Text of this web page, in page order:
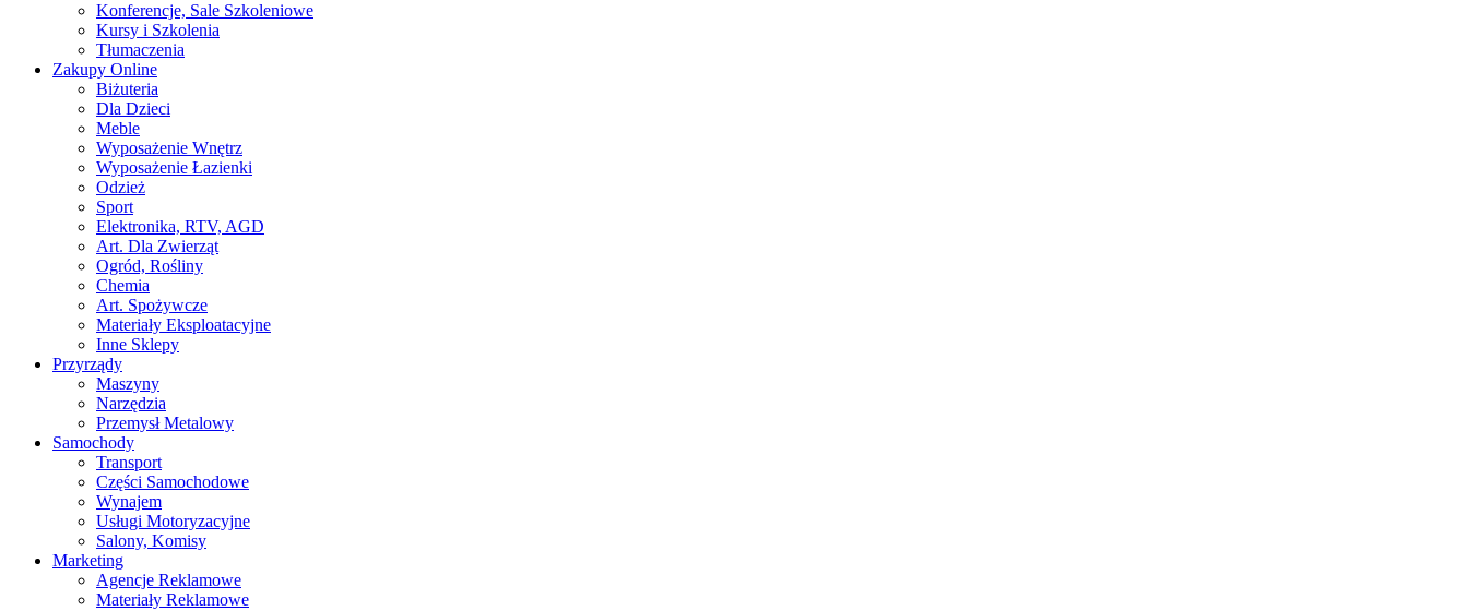
Konferencje, Sale Szkoleniowe
Kursy i Szkolenia
Tłumaczenia
Zakupy Online
Biżuteria
Dla Dzieci
Meble
Wyposażenie Wnętrz
Wyposażenie Łazienki
Odzież
Sport
Elektronika, RTV, AGD
Art. Dla Zwierząt
Ogród, Rośliny
Chemia
Art. Spożywcze
Materiały Eksploatacyjne
Inne Sklepy
Przyrządy
Maszyny
Narzędzia
Przemysł Metalowy
Samochody
Transport
Części Samochodowe
Wynajem
Usługi Motoryzacyjne
Salony, Komisy
Marketing
Agencje Reklamowe
Materiały Reklamowe